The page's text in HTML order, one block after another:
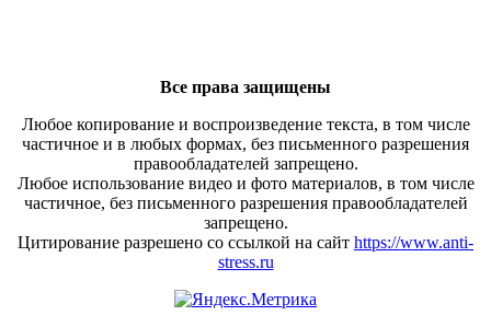
Все права защищены
Любое копирование и воспроизведение текста, в том числе
частичное и в любых формах, без письменного разрешения
правообладателей запрещено.
Любое использование видео и фото материалов, в том числе
частичное, без письменного разрешения правообладателей
запрещено.
Цитирование разрешено со ссылкой на сайт https://www.anti-
stress.ru